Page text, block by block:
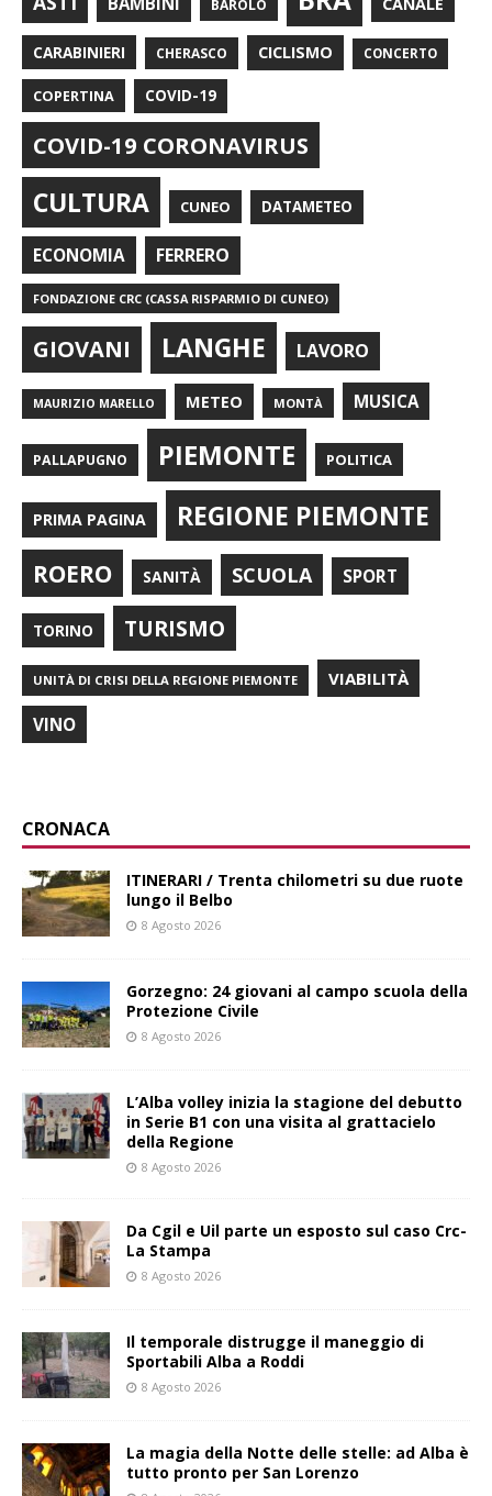
BAROLO
CARABINIERI CHERASCO CICLISMO CONCERTO
COPERTINA COVID-19
COVID-19 CORONAVIRUS
CULTURA CUNEO DATAMETEO
ECONOMIA FERRERO
FONDAZIONE CRC (CASSA RISPARMIO DI CUNEO)
GIOVANI LANGHE LAVORO
MAURIZIO MARELLO METEO MONTÀ MUSICA
PALLAPUGNO PIEMONTE POLITICA
PRIMA PAGINA REGIONE PIEMONTE
ROERO SANITÀ SCUOLA SPORT
TORINO TURISMO
UNITÀ DI CRISI DELLA REGIONE PIEMONTE VIABILITÀ
VINO
CRONACA
ITINERARI / Trenta chilometri su due ruote
lungo il Belbo
8 Agosto 2026
Gorzegno: 24 giovani al campo scuola della
Protezione Civile
8 Agosto 2026
L’Alba volley inizia la stagione del debutto
in Serie B1 con una visita al grattacielo
della Regione
8 Agosto 2026
Da Cgil e Uil parte un esposto sul caso Crc-
La Stampa
8 Agosto 2026
Il temporale distrugge il maneggio di
Sportabili Alba a Roddi
8 Agosto 2026
La magia della Notte delle stelle: ad Alba è
tutto pronto per San Lorenzo